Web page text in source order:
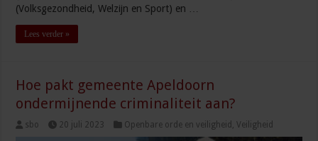
(Volksgezondheid, Welzijn en Sport) en …
Lees verder »
Hoe pakt gemeente Apeldoorn
ondermijnende criminaliteit aan?
sbo 20 juli 2023 Openbare orde en veiligheid ,Veiligheid